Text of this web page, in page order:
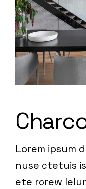
Lorem ipsum
nuse ctetuis
ete rorew